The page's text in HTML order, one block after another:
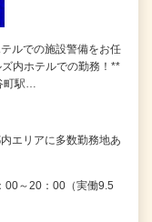
ルでの施設警備をお任
内ホテルでの勤務！**
駅…
エリアに多数勤務地あ
00～20：00（実働9.5